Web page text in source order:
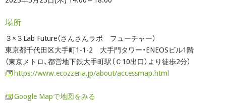
場所
３×３Lab Future（さんさんラボ フューチャー）
東京都千代田区大手町1-1-2 大手門タワー・ENEOSビル1階
（東京メトロ、都営地下鉄大手町駅（Ｃ10出口）より徒歩2分）
https://www.ecozzeria.jp/about/accessmap.html
Google Mapで地図をみる